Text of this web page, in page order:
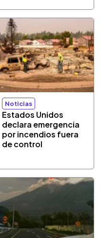
Noticias
Estados Unidos
declara emergencia
por incendios fuera
de control